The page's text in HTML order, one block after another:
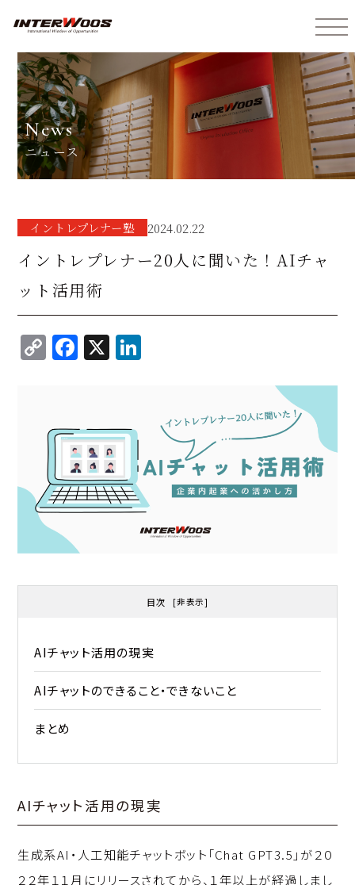
news
ニュース
イントレプレナー塾 2024.02.22
イントレプレナー20人に聞いた！AIチャ
ット活用術
C
o
y
Li
n
k
F
a
e
b
o
o
k
X
I
n
目次 [非表示]
AIチャット活用の現実
AIチャットのできること・できないこと
まとめ
AIチャット活用の現実
生成系AI・人工知能チャットボット「Chat GPT3.5」が２０
２２年１１月にリリースされてから、１年以上が経過しまし